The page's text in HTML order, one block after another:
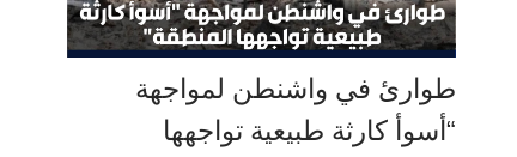
طوارئ في واشنطن لمواجهة
“أسوأ كارثة طبيعية تواجهها